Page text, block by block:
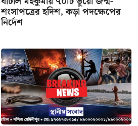
শংসাপত্রের হদিশ, কড়া পদক্ষেপের
নির্দেশ